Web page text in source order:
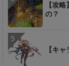
【攻
の？
【キ